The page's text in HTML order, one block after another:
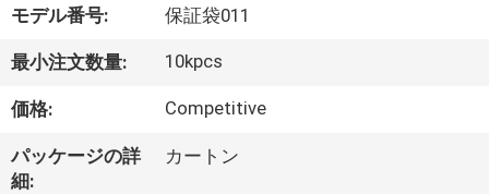
私
に
つ
モデル番号: 保証袋011
最小注文数量: 10kpcs
価格: Competitive
パッケージの詳
細:
カートン